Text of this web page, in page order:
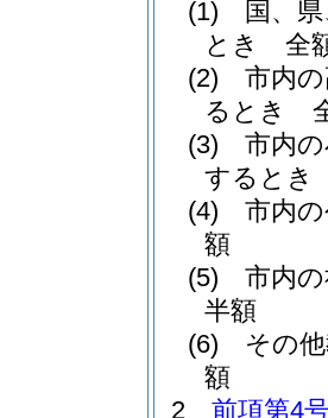
(1)
国、
とき 全
(2)
市内
るとき
(3)
市内
すると
(4)
市内
額
(5)
市内
半額
(6)
その
額
2
前項第4